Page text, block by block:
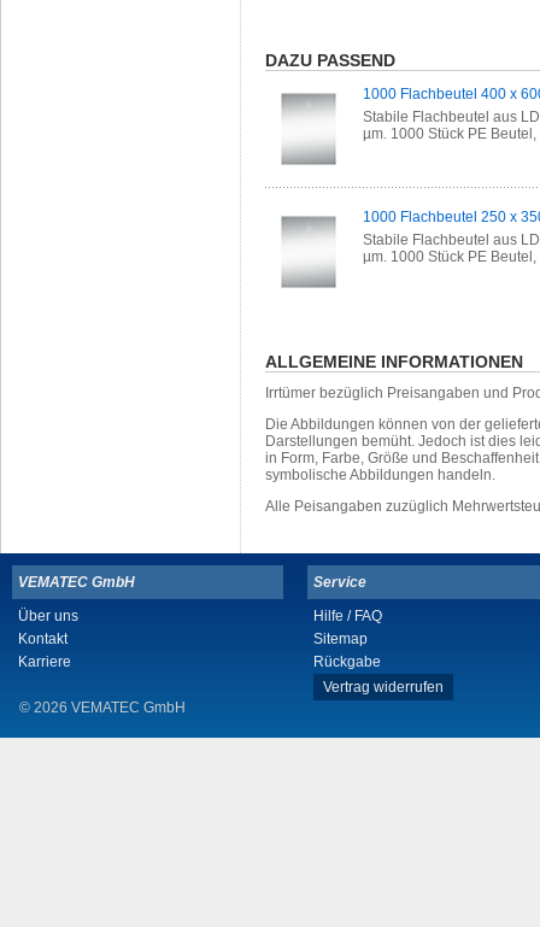
DAZU PASSEND
1000 Flachbeutel 400 x
Stabile Flachbeutel aus
µm. 1000 Stück PE
1000 Flachbeutel 250 x
Stabile Flachbeutel aus
µm. 1000 Stück PE
ALLGEMEINE INFORMATIONEN
Irrtümer bezüglich Preisangaben und
Die Abbildungen können von der
Darstellungen bemüht. Jedoch ist dies
in Form, Farbe, Größe und
symbolische Abbildungen handeln.
Alle Peisangaben zuzüglich
VEMATEC GmbH
Über uns
Kontakt
Karriere
© 2026 VEMATEC GmbH
Service
Hilfe / FAQ
Sitemap
Rückgabe
Vertrag widerrufen